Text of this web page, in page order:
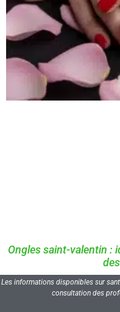
Ongles saint-valentin :
Les informations disponibles sur
consultation des